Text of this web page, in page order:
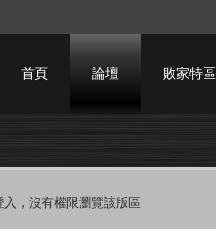
首頁 論壇 敗家特區
，沒有權限瀏覽該版區